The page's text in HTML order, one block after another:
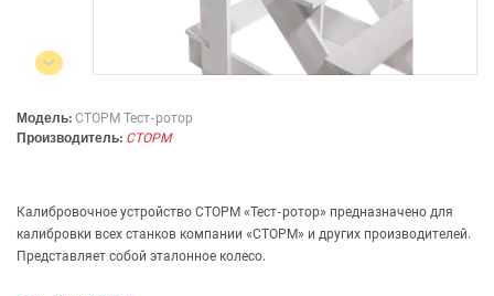
с 8:00 до 17:00, сб, вс - выходной
Модель: СТОРМ Тест-ротор
Производитель: СТОРМ
Калибровочное устройство СТОРМ «Тест-ротор» предназначено для
калибровки всех станков компании «СТОРМ» и других производителей.
Представляет собой эталонное колесо.